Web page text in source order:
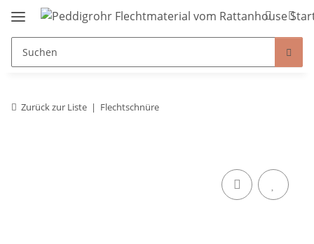
Zurück zur Liste Flechtschnüre